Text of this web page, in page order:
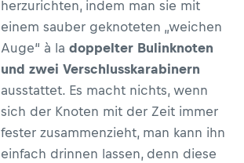
herzurichten, indem man sie mit
einem sauber geknoteten „weichen
Auge“ à la doppelter Bulinknoten
und zwei Verschlusskarabinern
ausstattet. Es macht nichts, wenn
sich der Knoten mit der Zeit immer
fester zusammenzieht, man kann ihn
einfach drinnen lassen, denn diese